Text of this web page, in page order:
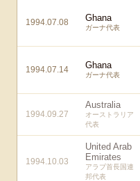
1994.07.08 Ghana
ガーナ代表
1994.07.14 Ghana
ガーナ代表
1994.09.27
Australia
オーストラリア
代表
1994.10.03
United Arab
Emirates
アラブ首長国連
邦代表